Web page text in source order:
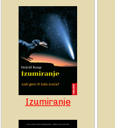
Izumiranje